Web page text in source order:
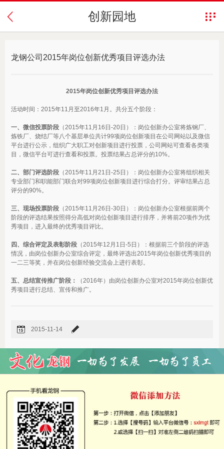
创新园地
龙钢公司2015年岗位创新优秀项目评选办法
2015年岗位创新优秀项目评选办法
活动时间：2015年11月至2016年1月。共分五个阶段：
一、微信投票阶段 （2015年11月16日-20日）：岗位创新办公室将炼钢厂、
炼铁厂、烧结厂等八个基层单位共计99项岗位创新项目在公司网站以及微信
平台进行公示，组织广大职工对创新项目进行投票，公司网站可查看各类项
目，微信平台可进行查看和投票。投票结果占总评分的10%。
二、部门评选阶段 （2015年11月21日-25日）：岗位创新办公室将组织相关
专业部门和职能部门联合对99项岗位创新项目进行综合打分。评审结果占总
评分的90%。
三、现场投票阶段 （2015年11月26日-30日）：岗位创新办公室根据前两个
阶段的评选结果按照得分高低对岗位创新项目进行排序，并将前20项作为优
秀项目，进入最终的优秀项目评比。
四、综合评定及表彰阶段 （2015年12月1日-5日）：根据前三个阶段的评选
情况，由岗位创新办公室综合评定，最终评选出2015年岗位创新优秀项目的
一二三等奖，并在岗位创新经验交流会上进行表彰。
五、总结宣传推广阶段：
（2016年）由岗位创新办公室对2015年岗位创新优
秀项目进行总结、宣传和推广。
2015-11-14